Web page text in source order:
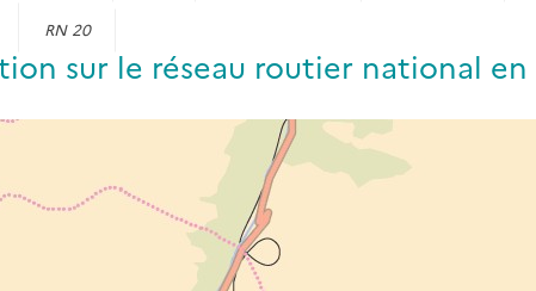
RN 20
sur le réseau routier national